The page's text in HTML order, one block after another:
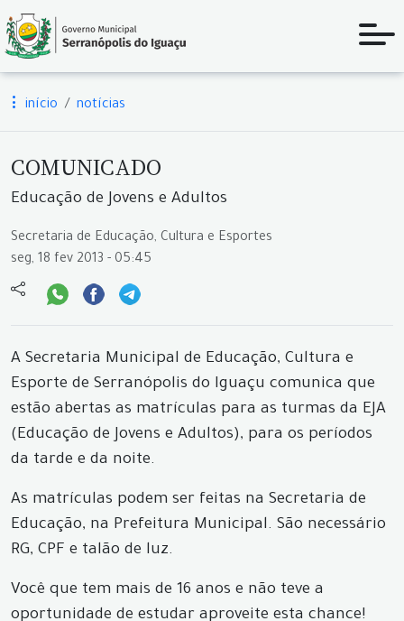
início notícias
COMUNICADO
Educação de Jovens e Adultos
Secretaria de Educação, Cultura e Esportes
seg, 18 fev 2013 - 05:45
A Secretaria Municipal de Educação, Cultura e
Esporte de Serranópolis do Iguaçu comunica que
estão abertas as matrículas para as turmas da EJA
(Educação de Jovens e Adultos), para os períodos
da tarde e da noite.
As matrículas podem ser feitas na Secretaria de
Educação, na Prefeitura Municipal. São necessário
RG, CPF e talão de luz.
Você que tem mais de 16 anos e não teve a
oportunidade de estudar aproveite esta chance!